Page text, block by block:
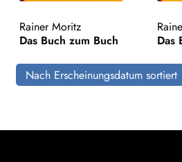
Rainer Moritz
Das Buch zum Buch
Das
Nach Erscheinungsdatum sortiert